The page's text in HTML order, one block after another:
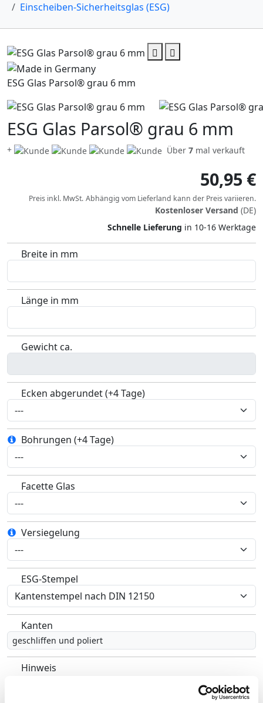
Einscheiben-Sicherheitsglas (ESG)
ESG Glas Parsol® grau 6 mm
ESG Glas Parsol® grau 6 mm
+ Über 7 mal verkauft
50,95 €
Preis inkl. MwSt. Abhängig vom Lieferland kann der Preis variieren.
Kostenloser Versand (DE)
Schnelle Lieferung in 10-16 Werktage
Breite in mm
Länge in mm
Gewicht ca.
Ecken abgerundet (+4 Tage)
Bohrungen (+4 Tage)
Facette Glas
Versiegelung
ESG-Stempel
Kanten
geschliffen und poliert
Hinweis
und darf nicht als Bau Glas eingesetzt werden.